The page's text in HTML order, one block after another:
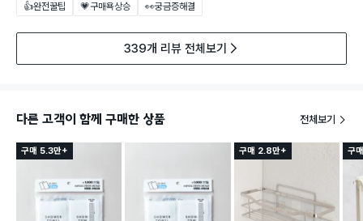
👍완전꿀팁 💗구매욕상승 👀궁금증해결
339개 리뷰 전체보기
다른 고객이 함께 구매한 상품 전체보기
구매 5.3만+ 구매 2.8만+ 구